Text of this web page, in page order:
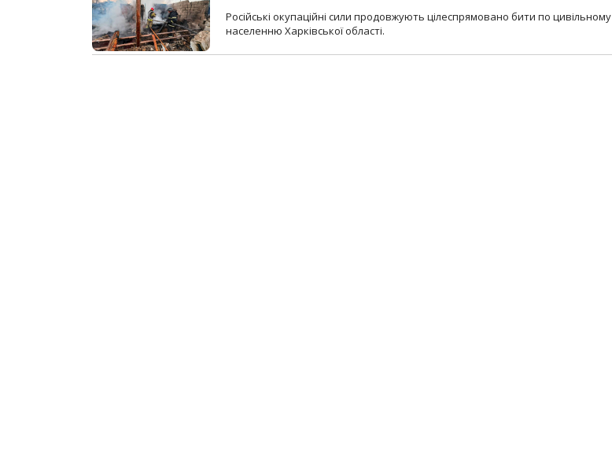
Російські окупаційні сили продовжують цілеспрямовано бити по цивільному
населенню Харківської області.